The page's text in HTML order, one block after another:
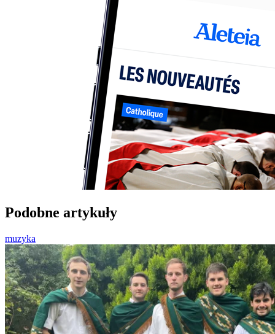
Podobne artykuły
muzyka